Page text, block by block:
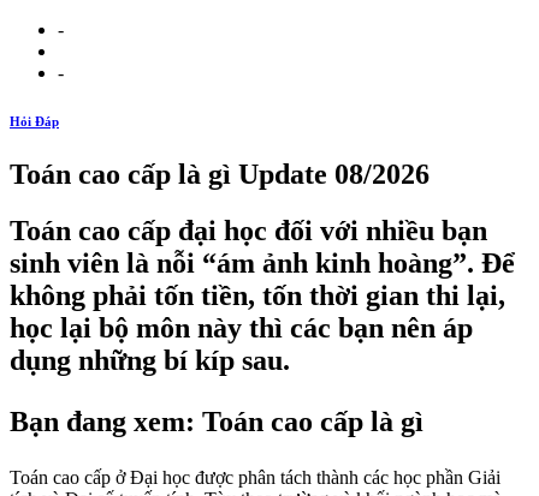
-
-
Hỏi Đáp
Toán cao cấp là gì Update 08/2026
Toán cao cấp đại học đối với nhiều bạn
sinh viên là nỗi “ám ảnh kinh hoàng”. Để
không phải tốn tiền, tốn thời gian thi lại,
học lại bộ môn này thì các bạn nên áp
dụng những bí kíp sau.
Bạn đang xem: Toán cao cấp là gì
Toán cao cấp ở Đại học được phân tách thành các học phần Giải